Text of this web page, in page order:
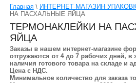
Главная \ ИНТЕРНЕТ-МАГАЗИН
НА ПАСХАЛЬНЫЕ ЯЙЦА
ТЕРМОНАКЛЕЙКИ НА
ЯЙЦА
Заказы в нашем интернет-магазине
отгружаются от 4 до 7 рабочих дней, в
наличия готового товара на складе и
Цена с НДС.
Минимальное количество для заказа